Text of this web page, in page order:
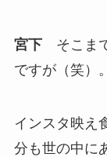
宮下そこまで
ですが（笑）。
インスタ映え
分も世の中に